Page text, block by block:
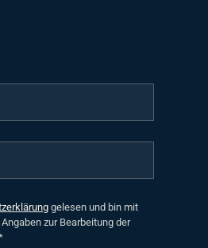
gelesen und bin mit
zur Bearbeitung der